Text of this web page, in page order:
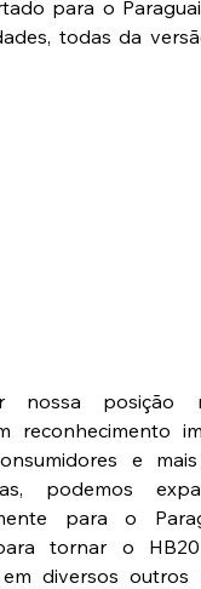
para o
todas da
nossa posição
reconhecimento
e
podemos
para o
tornar o
diversos outros